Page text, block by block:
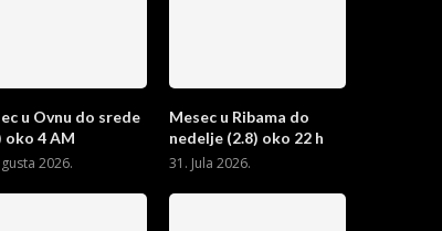
u Ovnu do srede
oko 4 AM
2026.
Mesec u Ribama do
nedelje (2.8) oko 22 h
31. Jula 2026.